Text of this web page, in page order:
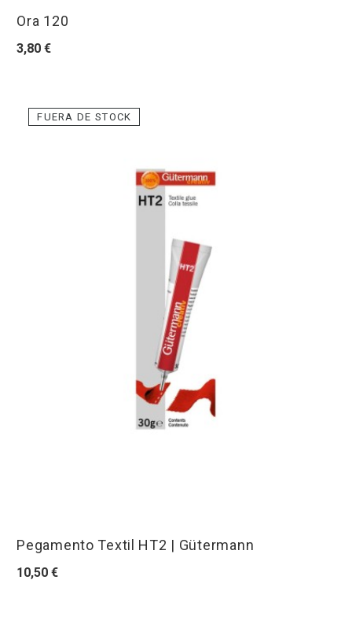
Ora 120
3,80 €
Pegamento Textil HT2 | Gütermann
10,50 €
FUERA DE STOCK